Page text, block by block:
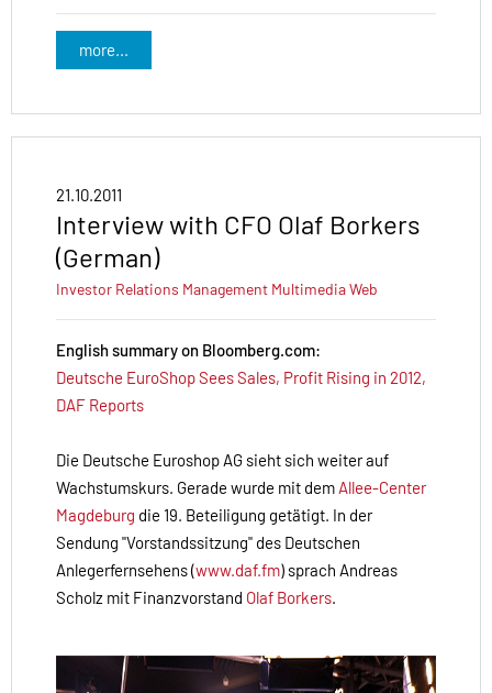
more...
21.10.2011
Interview with CFO Olaf Borkers
(German)
Investor Relations Management MultimediaWeb
English summary on Bloomberg.com:
Deutsche EuroShop Sees Sales, Profit Rising in 2012,
DAF Reports
Die Deutsche Euroshop AG sieht sich weiter auf
Wachstumskurs. Gerade wurde mit dem Allee-Center
Magdeburg die 19. Beteiligung getätigt. In der
Sendung "Vorstandssitzung" des Deutschen
Anlegerfernsehens (www.daf.fm) sprach Andreas
Scholz mit Finanzvorstand Olaf Borkers.